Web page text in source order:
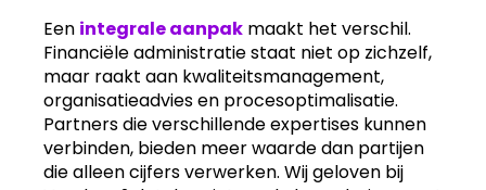
Een integrale aanpak maakt het verschil.
Financiële administratie staat niet op zichzelf,
maar raakt aan kwaliteitsmanagement,
organisatieadvies en procesoptimalisatie.
Partners die verschillende expertises kunnen
verbinden, bieden meer waarde dan partijen
die alleen cijfers verwerken. Wij geloven bij